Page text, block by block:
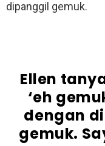
dipanggil gemuk.
Ellen
‘eh
dengan
gemuk.